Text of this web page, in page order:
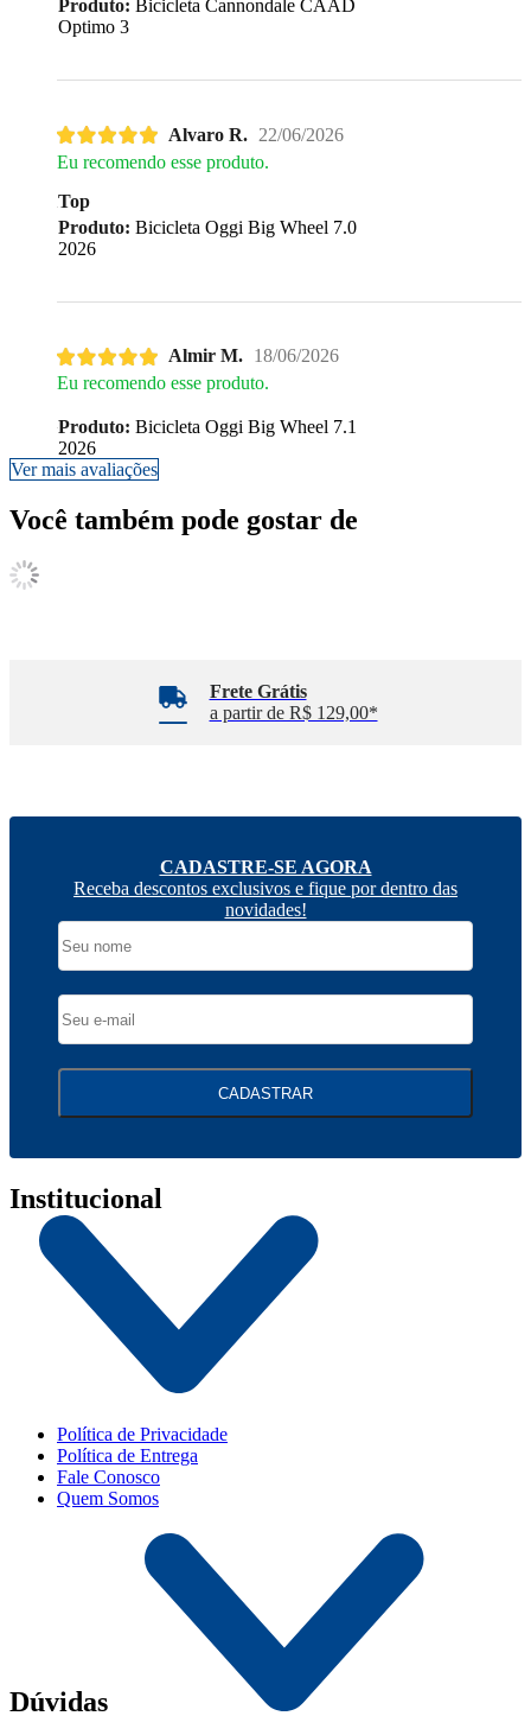
Produto: Bicicleta Cannondale CAAD
Optimo 3
Alvaro R. 22/06/2026
Eu recomendo esse produto.
Top
Produto: Bicicleta Oggi Big Wheel 7.0
2026
Almir M. 18/06/2026
Eu recomendo esse produto.
Produto: Bicicleta Oggi Big Wheel 7.1
2026
Ver mais avaliações
Você também pode gostar de
Frete Grátis
a partir de R$ 129,00*
CADASTRE-SE AGORA
Receba descontos exclusivos e fique por dentro das
novidades!
CADASTRAR
Institucional
Política de Privacidade
Política de Entrega
Fale Conosco
Quem Somos
Dúvidas